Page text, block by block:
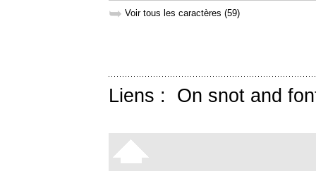
➥ Voir tous les caractères (59)
Liens : On snot and